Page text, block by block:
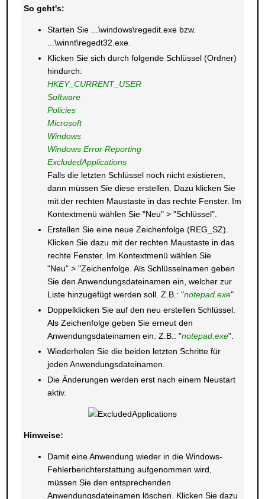
So geht's:
Starten Sie ...\windows\regedit.exe bzw.
...\winnt\regedt32.exe.
Klicken Sie sich durch folgende Schlüssel (Ordner)
hindurch:
HKEY_CURRENT_USER
Software
Policies
Microsoft
Windows
Windows Error Reporting
ExcludedApplications
Falls die letzten Schlüssel noch nicht existieren,
dann müssen Sie diese erstellen. Dazu klicken Sie
mit der rechten Maustaste in das rechte Fenster. Im
Kontextmenü wählen Sie "Neu" > "Schlüssel".
Erstellen Sie eine neue Zeichenfolge (REG_SZ).
Klicken Sie dazu mit der rechten Maustaste in das
rechte Fenster. Im Kontextmenü wählen Sie
"Neu" > "Zeichenfolge. Als Schlüsselnamen geben
Sie den Anwendungsdateinamen ein, welcher zur
Liste hinzugefügt werden soll. Z.B.: "notepad.exe"
Doppelklicken Sie auf den neu erstellen Schlüssel.
Als Zeichenfolge geben Sie erneut den
Anwendungsdateinamen ein. Z.B.: "notepad.exe".
Wiederholen Sie die beiden letzten Schritte für
jeden Anwendungsdateinamen.
Die Änderungen werden erst nach einem Neustart
aktiv.
Hinweise:
Damit eine Anwendung wieder in die Windows-
Fehlerberichterstattung aufgenommen wird,
müssen Sie den entsprechenden
Anwendungsdateinamen löschen. Klicken Sie dazu